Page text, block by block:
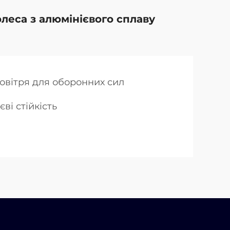
з алюмінієвого сплаву
для оборонних сил
стійкість